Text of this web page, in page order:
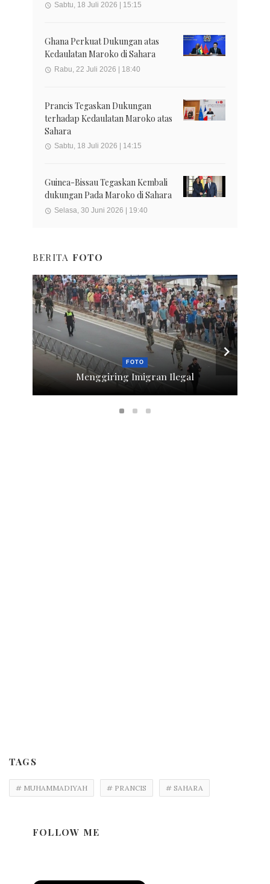
Sabtu, 18 Juli 2026 | 15:15
Ghana Perkuat Dukungan atas
Kedaulatan Maroko di Sahara
Rabu, 22 Juli 2026 | 18:40
Prancis Tegaskan Dukungan
terhadap Kedaulatan Maroko atas
Sahara
Sabtu, 18 Juli 2026 | 14:15
Guinea-Bissau Tegaskan Kembali
dukungan Pada Maroko di Sahara
Selasa, 30 Juni 2026 | 19:40
BERITA FOTO
FOTO
Menggiring Imigran Ilegal
TAGS
# MUHAMMADIYAH # PRANCIS # SAHARA
FOLLOW ME